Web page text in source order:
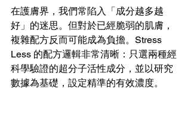
在護膚界，我們常陷入「成分越多越
好」的迷思。但對於已經脆弱的肌膚，
複雜配方反而可能成為負擔。Stress
Less 的配方邏輯非常清晰：只選兩種經
科學驗證的超分子活性成分，並以研究
數據為基礎，設定精準的有效濃度。